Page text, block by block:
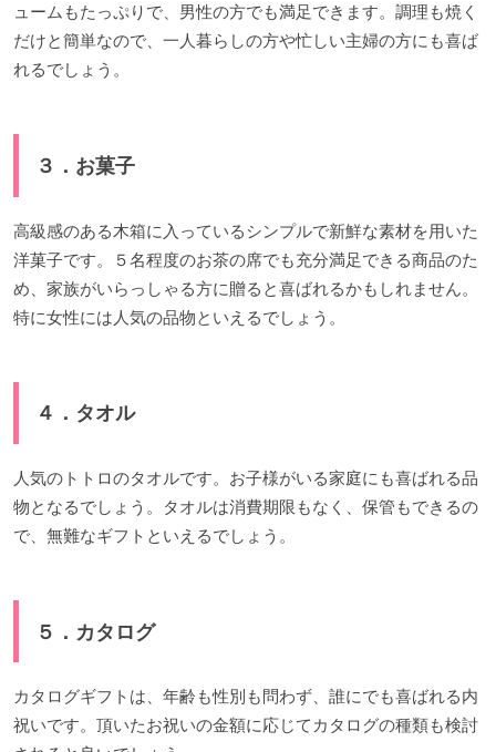
ュームもたっぷりで、男性の方でも満足できます。調理も焼く
だけと簡単なので、一人暮らしの方や忙しい主婦の方にも喜ば
れるでしょう。
３．お菓子
高級感のある木箱に入っているシンプルで新鮮な素材を用いた
洋菓子です。５名程度のお茶の席でも充分満足できる商品のた
め、家族がいらっしゃる方に贈ると喜ばれるかもしれません。
特に女性には人気の品物といえるでしょう。
４．タオル
人気のトトロのタオルです。お子様がいる家庭にも喜ばれる品
物となるでしょう。タオルは消費期限もなく、保管もできるの
で、無難なギフトといえるでしょう。
５．カタログ
カタログギフトは、年齢も性別も問わず、誰にでも喜ばれる内
祝いです。頂いたお祝いの金額に応じてカタログの種類も検討